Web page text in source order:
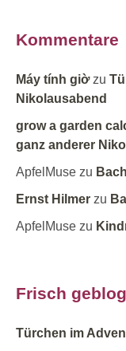
Kommentare
Máy tính giờzu
Nikolausabend
grow a garden
ganz anderer
ApfelMuse zu
Ernst Hilmer zu
ApfelMuse zu
Frisch
Türchen im